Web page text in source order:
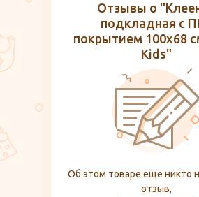
Отзывы о
подкладная с
покрытием 100х68
Kids"
Об этом товаре еще никто
отзыв,